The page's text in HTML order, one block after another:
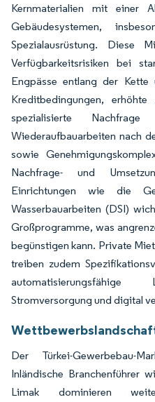
Kernmaterialien mit einer
Gebäudesystemen,
Spezialausrüstung. Diese
Verfügbarkeitsrisiken bei
Engpässe entlang der Kette
Kreditbedingungen,
spezialisierte
Wiederaufbauarbeiten nach
sowie
Nachfrage- und
Einrichtungen wie die
Wasserbauarbeiten (DSI)
Großprogramme, was
begünstigen kann. Private
treiben zudem
automatisierungsfähige
Stromversorgung und digital
Der Türkei-Gewerbebau-
Inländische Branchenführer
Limak dominieren